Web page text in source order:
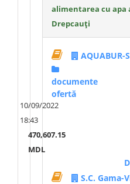
alimentarea cu apa
Drepcauți
AQUABUR-S
documente
ofertă
10/09/2022
18:43
470,607.15
MDL
S.C. Gama-